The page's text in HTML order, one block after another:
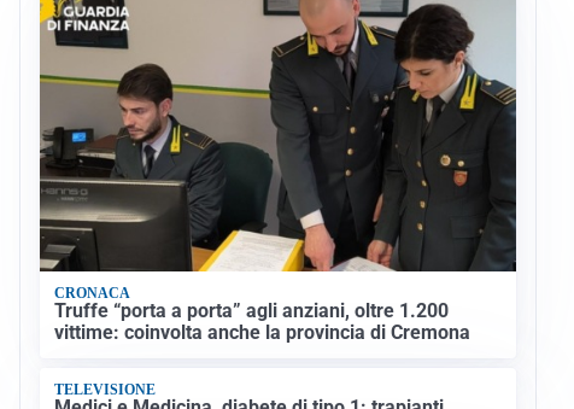
CRONACA
Truffe “porta a porta” agli anziani, oltre 1.200
vittime: coinvolta anche la provincia di Cremona
TELEVISIONE